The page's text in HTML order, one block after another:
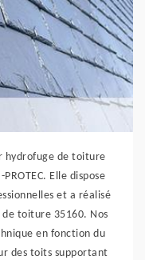
hydrofuge de toiture
Elle dispose
et a réalisé
toiture 35160. Nos
en fonction du
des toits supportant